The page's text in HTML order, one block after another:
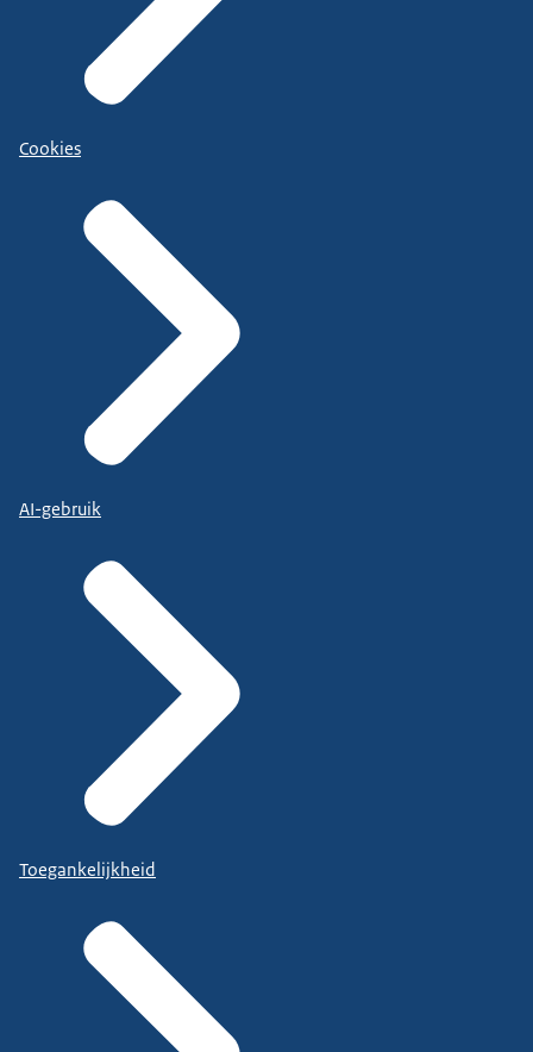
Cookies
AI-gebruik
Toegankelijkheid